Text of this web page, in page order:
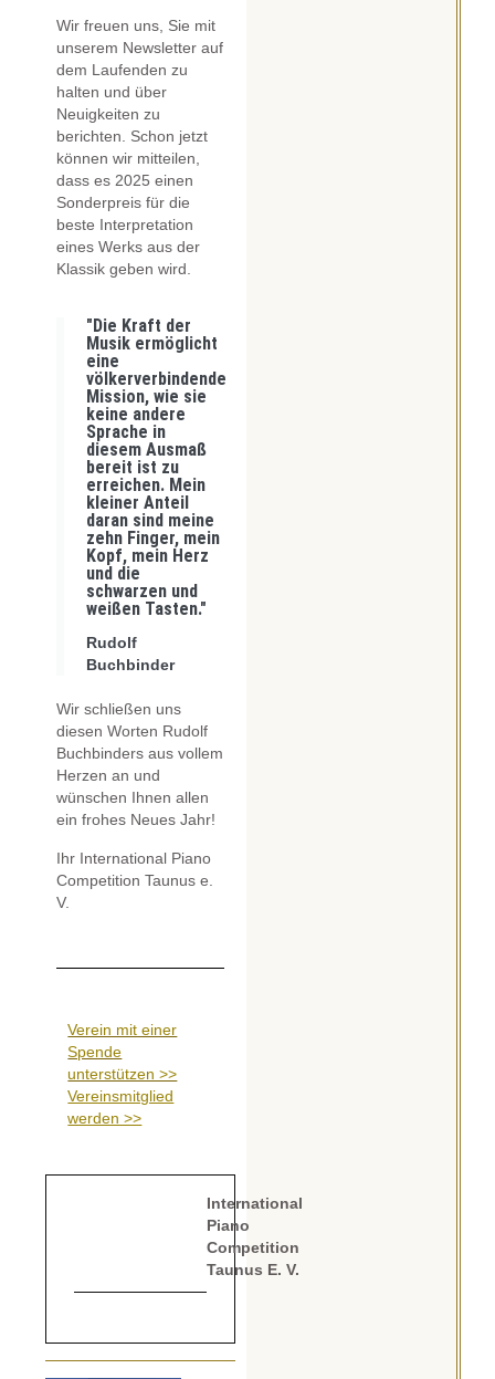
Wir freuen uns, Sie mit
unserem Newsletter auf
dem Laufenden zu
halten und über
Neuigkeiten zu
berichten. Schon jetzt
können wir mitteilen,
dass es 2025 einen
Sonderpreis für die
beste Interpretation
eines Werks aus der
Klassik geben wird.
"Die Kraft der
Musik ermöglicht
eine
völkerverbindende
Mission, wie sie
keine andere
Sprache in
diesem Ausmaß
bereit ist zu
erreichen. Mein
kleiner Anteil
daran sind meine
zehn Finger, mein
Kopf, mein Herz
und die
schwarzen und
weißen Tasten."
Rudolf
Buchbinder
Wir schließen uns
diesen Worten Rudolf
Buchbinders aus vollem
Herzen an und
wünschen Ihnen allen
ein frohes Neues Jahr!
Ihr International Piano
Competition Taunus e.
V.
Verein mit einer
Spende
unterstützen >>
Vereinsmitglied
werden >>
International
Piano
Competition
Taunus E. V.